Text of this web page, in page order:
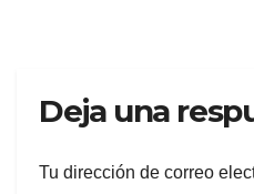
Deja una
Tu dirección de correo